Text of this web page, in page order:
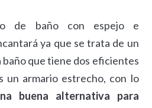
de baño con espejo e
ya que se trata de un
baño que tiene dos eficientes
un armario estrecho, con lo
buena alternativa para